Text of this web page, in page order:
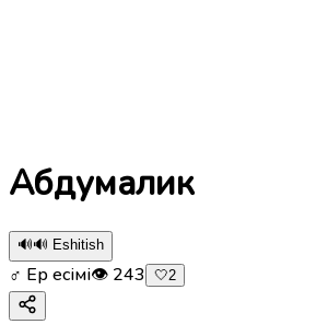
Абдумалик
🔊🔊 Eshitish
♂ Ер есімі👁 243 🤍2